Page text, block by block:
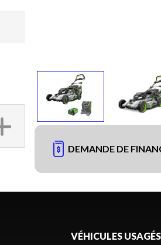
DEMANDE DE
VÉHICULES USAGÉS